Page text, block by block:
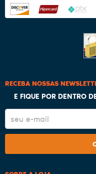
RECEBA NOSSAS
E FIQUE POR DENTRO